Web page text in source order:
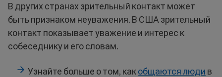
В других странах зрительный контакт может
быть признаком неуважения. В США зрительный
контакт показывает уважение и интерес к
собеседнику и его словам.
Узнайте больше о том, какобщаются люди в